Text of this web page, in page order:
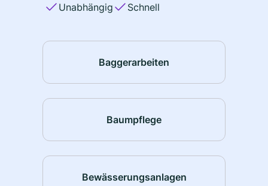
Unabhängig
Schnell
Baggerarbeiten
Baumpflege
Bewässerungsanlagen